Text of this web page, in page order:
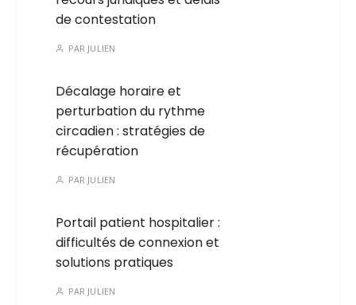
de contestation
PAR JULIEN
Décalage horaire et
perturbation du rythme
circadien : stratégies de
récupération
PAR JULIEN
Portail patient hospitalier :
difficultés de connexion et
solutions pratiques
PAR JULIEN